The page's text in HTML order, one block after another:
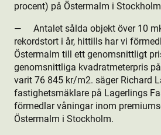
procent) på Östermalm i
— Antalet sålda objekt över 10
rekordstort i år, hittills har vi
Östermalm till ett genomsnittligt
genomsnittliga kvadratmeterpris
varit 76 845 kr/m2. säger Richard
fastighetsmäklare på Lagerlings
förmedlar våningar inom
Östermalm i Stockholm.